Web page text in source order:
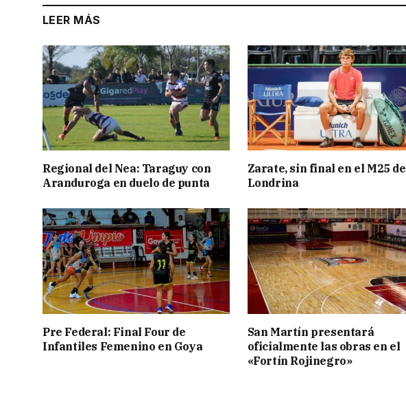
LEER MÁS
Regional del Nea: Taraguy con
Aranduroga en duelo de punta
Zarate, sin final en el M25 de
Londrina
Pre Federal: Final Four de
Infantiles Femenino en Goya
San Martín presentará
oficialmente las obras en el
«Fortín Rojinegro»